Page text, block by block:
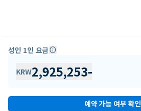
성인 1인 요금info
KRW2,925,253-
예약 가능 여부 확인